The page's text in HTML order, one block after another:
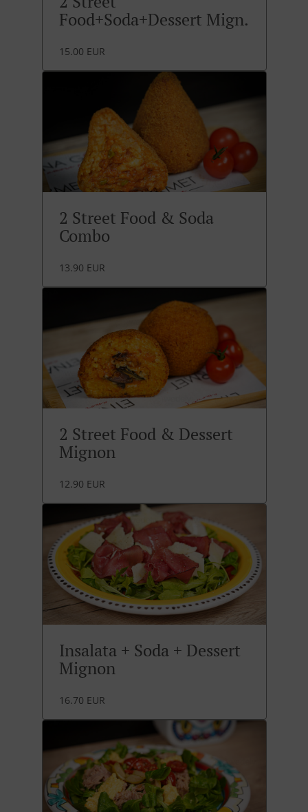
Food+Soda+Dessert Mign.
15.00 EUR
2 Street Food & Soda
Combo
13.90 EUR
2 Street Food & Dessert
Mignon
12.90 EUR
Insalata + Soda + Dessert
Mignon
16.70 EUR